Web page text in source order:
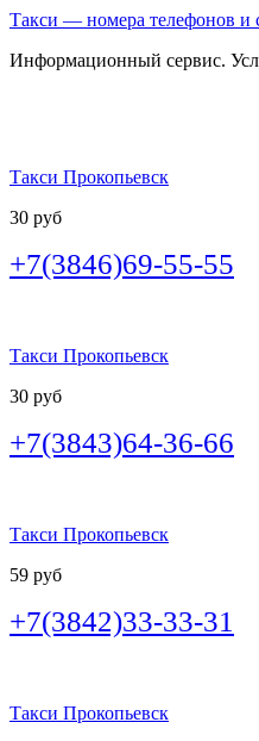
Такси — номера телефонов и
Информационный сервис.
Такси Прокопьевск
30 руб
+7(3846)69-55-55
Такси Прокопьевск
30 руб
+7(3843)64-36-66
Такси Прокопьевск
59 руб
+7(3842)33-33-31
Такси Прокопьевск